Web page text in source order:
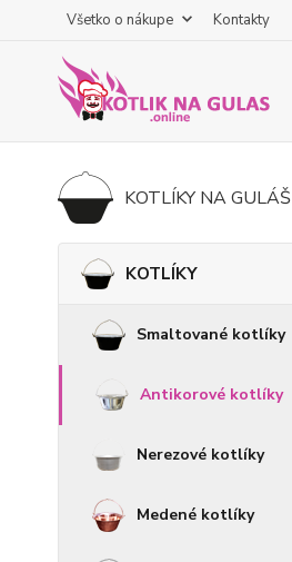
Všetko o nákupe Kontakty
KOTLÍKY NA GULÁŠ
KOTLÍKY
Smaltované kotlíky
Antikorové kotlíky
Nerezové kotlíky
Medené kotlíky